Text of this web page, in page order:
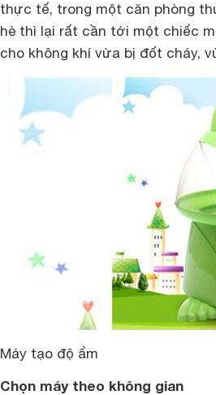
thực tế, trong một căn phòng
hè thì lại rất cần tới một chiếc
cho không khí vừa bị đốt cháy,
Máy tạo độ ẩm
Chọn máy theo không gian